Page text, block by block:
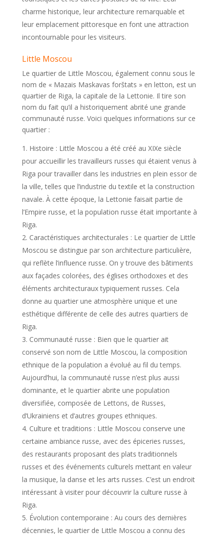
charme historique, leur architecture remarquable et
leur emplacement pittoresque en font une attraction
incontournable pour les visiteurs.
Little Moscou
Le quartier de Little Moscou, également connu sous le
nom de « Mazais Maskavas forštats » en letton, est un
quartier de Riga, la capitale de la Lettonie. Il tire son
nom du fait qu’il a historiquement abrité une grande
communauté russe. Voici quelques informations sur ce
quartier :
Histoire : Little Moscou a été créé au XIXe siècle
pour accueillir les travailleurs russes qui étaient venus à
Riga pour travailler dans les industries en plein essor de
la ville, telles que l’industrie du textile et la construction
navale. À cette époque, la Lettonie faisait partie de
l’Empire russe, et la population russe était importante à
Riga.
Caractéristiques architecturales : Le quartier de Little
Moscou se distingue par son architecture particulière,
qui reflète l’influence russe. On y trouve des bâtiments
aux façades colorées, des églises orthodoxes et des
éléments architecturaux typiquement russes. Cela
donne au quartier une atmosphère unique et une
esthétique différente de celle des autres quartiers de
Riga.
Communauté russe : Bien que le quartier ait
conservé son nom de Little Moscou, la composition
ethnique de la population a évolué au fil du temps.
Aujourd’hui, la communauté russe n’est plus aussi
dominante, et le quartier abrite une population
diversifiée, composée de Lettons, de Russes,
d’Ukrainiens et d’autres groupes ethniques.
Culture et traditions : Little Moscou conserve une
certaine ambiance russe, avec des épiceries russes,
des restaurants proposant des plats traditionnels
russes et des événements culturels mettant en valeur
la musique, la danse et les arts russes. C’est un endroit
intéressant à visiter pour découvrir la culture russe à
Riga.
Évolution contemporaine : Au cours des dernières
décennies, le quartier de Little Moscou a connu des